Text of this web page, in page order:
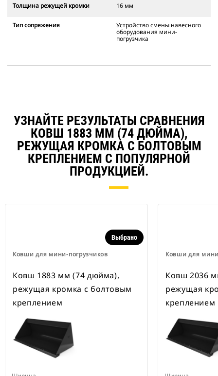
Толщина режущей кромки 16 мм
Тип сопряжения
Устройство смены навесного
оборудования мини-
погрузчика
УЗНАЙТЕ РЕЗУЛЬТАТЫ СРАВНЕНИЯ
КОВШ 1883 ММ (74 ДЮЙМА),
РЕЖУЩАЯ КРОМКА С БОЛТОВЫМ
КРЕПЛЕНИЕМ С ПОПУЛЯРНОЙ
ПРОДУКЦИЕЙ.
Ковши для мини-погрузчиков
Выбрано
Ковш 1883 мм (74 дюйма),
режущая кромка с болтовым
креплением
Ковши для
Ковш 2036
режущая
креплением